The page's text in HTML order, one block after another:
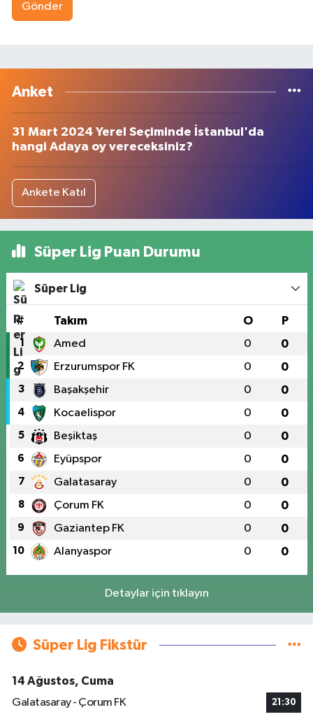
Gönder
Anket
31 Mart 2024 Yerel Seçiminde İstanbul'da
hangi Adaya oy vereceksiniz?
Ankete Katıl
Süper Lig Puan Durumu
Süper Lig
# Takım O P
1 Amed 0 0
2 Erzurumspor FK 0 0
3 Başakşehir 0 0
4 Kocaelispor 0 0
5 Beşiktaş 0 0
6 Eyüpspor 0 0
7 Galatasaray 0 0
8 Çorum FK 0 0
9 Gaziantep FK 0 0
10 Alanyaspor 0 0
Detaylar için tıklayın
Süper Lig Fikstür
14 Ağustos, Cuma
Galatasaray - Çorum FK
21:30